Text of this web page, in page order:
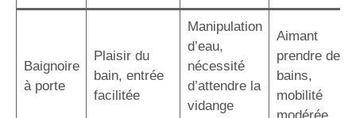
Baignoire
à porte
Plaisir du
bain, entrée
facilitée
Manipulation
d’eau,
nécessité
d’attendre la
vidange
Aimant
prendre des
bains,
mobilité